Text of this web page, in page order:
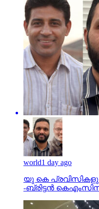
world1 day ago
യു കെ
-ബ്രിട്ടൻ